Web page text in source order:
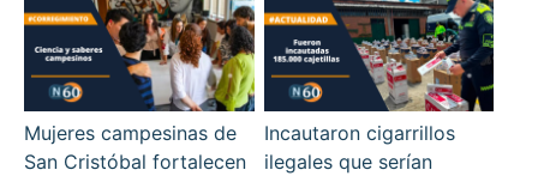
Mujeres campesinas de
San Cristóbal fortalecen
Incautaron cigarrillos
ilegales que serían